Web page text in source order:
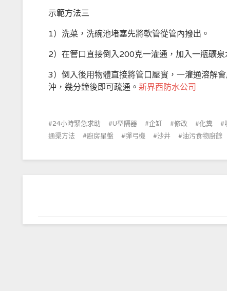
示範方法三
1）洗菜，洗碗池堵塞先將軟管從管內撥出。
2）在管口直接倒入200克一灌通，加入一瓶礦泉
3）倒入後用物體直接將管口壓實，一灌通溶解
沖，幾分鐘後即可疏通。 新界西防水公司
24小時緊急求助 U型隔器 企缸 修改 化糞
通渠方法
廚房星盤 彈弓機 沙井 油污食物廚餘